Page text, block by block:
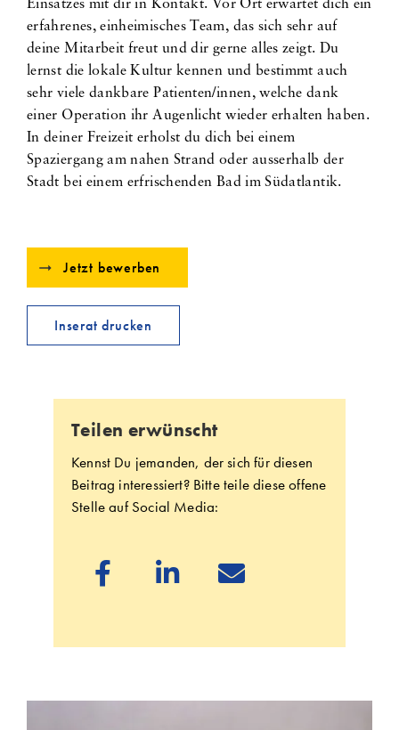
Einsatzes mit dir in Kontakt. Vor Ort erwartet dich ein
erfahrenes, einheimisches Team, das sich sehr auf
deine Mitarbeit freut und dir gerne alles zeigt. Du
lernst die lokale Kultur kennen und bestimmt auch
sehr viele dankbare Patienten/innen, welche dank
einer Operation ihr Augenlicht wieder erhalten haben.
In deiner Freizeit erholst du dich bei einem
Spaziergang am nahen Strand oder ausserhalb der
Stadt bei einem erfrischenden Bad im Südatlantik.
Jetzt bewerben
Inserat drucken
Teilen erwünscht
Kennst Du jemanden, der sich für diesen
Beitrag interessiert? Bitte teile diese offene
Stelle auf Social Media:
  